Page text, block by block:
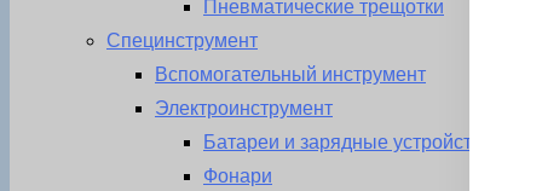
Пневматические трещотки
Специнструмент
Вспомогательный инструмент
Электроинструмент
Батареи и зарядные устройства
Фонари